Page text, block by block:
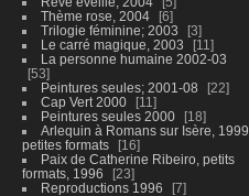
Thème rose, 2004
6
Trilogie féminine; 2003
3
Le carré magique, 2003
11
La personne humaine 2002-03
53
Peintures seules; 2001-08
22
Cap Vert 2000
11
Peintures seules 2000
18
Arlequin à Romans sur Isère, 1999,
petites formats
16
Paix de Catherine Ribeiro, petits
formats, 1996
23
Reproductions 1996
7